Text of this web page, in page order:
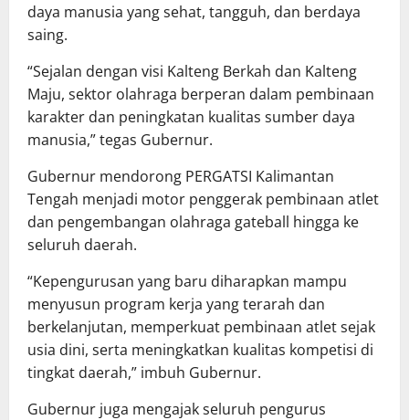
daya manusia yang sehat, tangguh, dan berdaya
saing.
“Sejalan dengan visi Kalteng Berkah dan Kalteng
Maju, sektor olahraga berperan dalam pembinaan
karakter dan peningkatan kualitas sumber daya
manusia,” tegas Gubernur.
Gubernur mendorong PERGATSI Kalimantan
Tengah menjadi motor penggerak pembinaan atlet
dan pengembangan olahraga gateball hingga ke
seluruh daerah.
“Kepengurusan yang baru diharapkan mampu
menyusun program kerja yang terarah dan
berkelanjutan, memperkuat pembinaan atlet sejak
usia dini, serta meningkatkan kualitas kompetisi di
tingkat daerah,” imbuh Gubernur.
Gubernur juga mengajak seluruh pengurus